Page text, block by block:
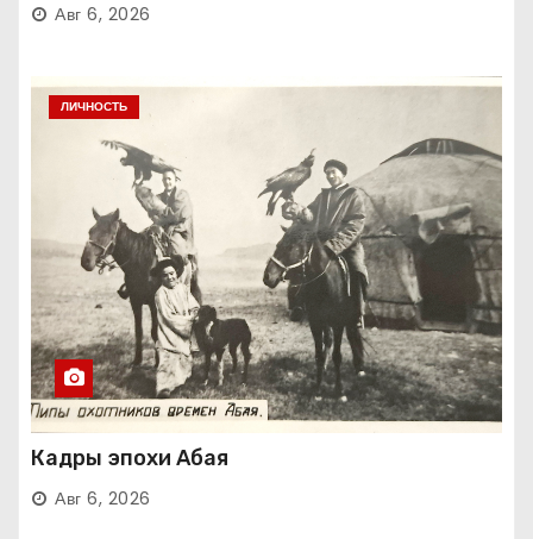
Авг 6, 2026
ЛИЧНОСТЬ
Кадры эпохи Абая
Авг 6, 2026